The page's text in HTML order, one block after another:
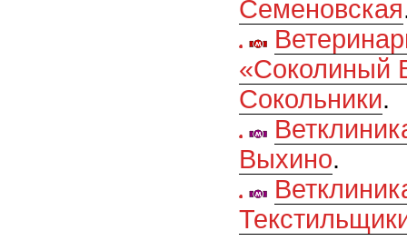
Семеновская
«Соколиный
Сокольники.
Выхино.